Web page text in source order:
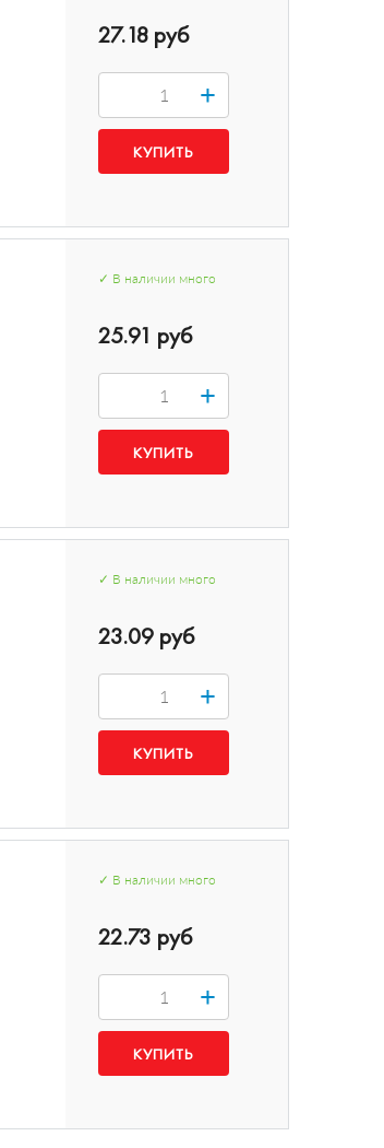
27.18 руб
+
✓ В наличии много
25.91 руб
+
✓ В наличии много
23.09 руб
+
✓ В наличии много
22.73 руб
+